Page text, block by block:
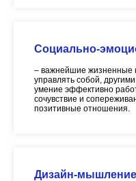
Социально-
– важнейшие жизненные
управлять собой,
умение эффективно
сочувствие и
позитивные отношения.
Дизайн-мышление